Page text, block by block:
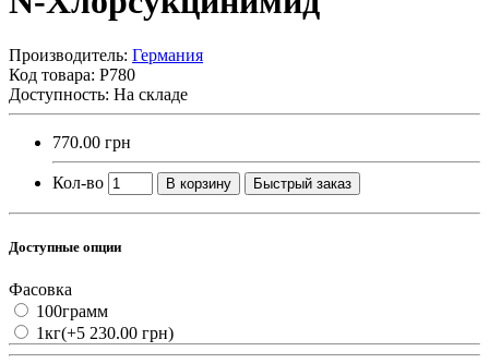
Производитель: Германия
Код товара: Р780
Доступность: На складе
770.00 грн
Кол-во В корзину Быстрый заказ
Доступные опции
Фасовка
100грамм
1кг(+5 230.00 грн)